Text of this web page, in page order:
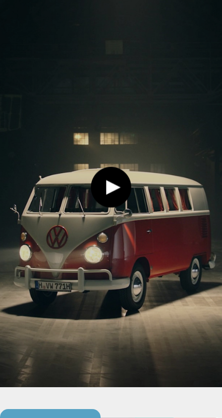
德制正七人座休旅
Caddy Maxi
能在同一台車上的 就是家人